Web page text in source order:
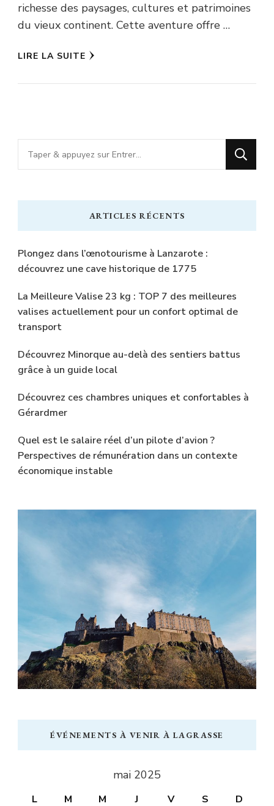
richesse des paysages, cultures et patrimoines
du vieux continent. Cette aventure offre …
LIRE LA SUITE
Vous
recherchiez
chose
ARTICLES RÉCENTS
Plongez dans l’œnotourisme à Lanzarote :
découvrez une cave historique de 1775
La Meilleure Valise 23 kg : TOP 7 des meilleures
valises actuellement pour un confort optimal de
transport
Découvrez Minorque au-delà des sentiers battus
grâce à un guide local
Découvrez ces chambres uniques et confortables à
Gérardmer
Quel est le salaire réel d’un pilote d’avion ?
Perspectives de rémunération dans un contexte
économique instable
ÉVÉNEMENTS À VENIR À LAGRASSE
mai 2025
L M M J V S D